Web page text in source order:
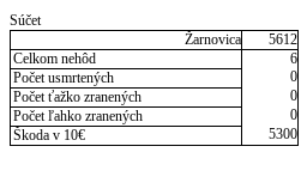
Súčet
Žarnovica
5612
Celkom nehôd
6
Počet usmrtených
0
Počet ťažko zranených
0
Počet ľahko zranených
0
Škoda v 10€
5300